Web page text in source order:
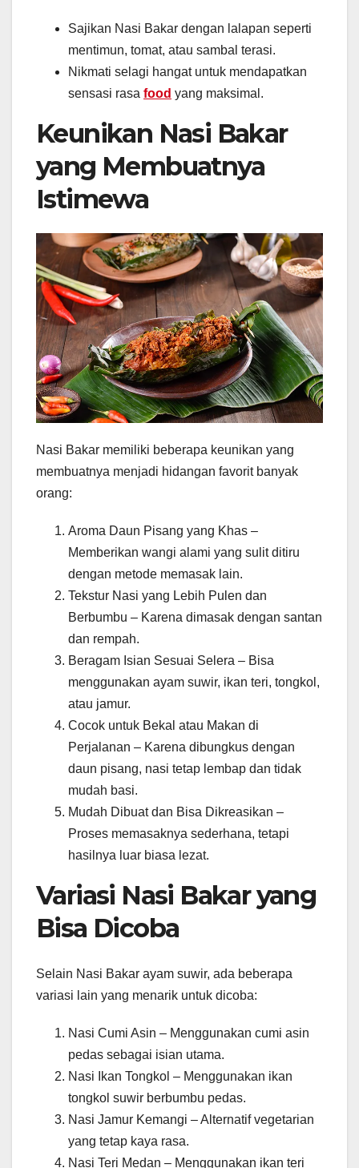
Sajikan Nasi Bakar dengan lalapan seperti
mentimun, tomat, atau sambal terasi.
Nikmati selagi hangat untuk mendapatkan
sensasi rasa food yang maksimal.
Keunikan Nasi Bakar
yang Membuatnya
Istimewa
Nasi Bakar memiliki beberapa keunikan yang
membuatnya menjadi hidangan favorit banyak
orang:
Aroma Daun Pisang yang Khas –
Memberikan wangi alami yang sulit ditiru
dengan metode memasak lain.
Tekstur Nasi yang Lebih Pulen dan
Berbumbu – Karena dimasak dengan santan
dan rempah.
Beragam Isian Sesuai Selera – Bisa
menggunakan ayam suwir, ikan teri, tongkol,
atau jamur.
Cocok untuk Bekal atau Makan di
Perjalanan – Karena dibungkus dengan
daun pisang, nasi tetap lembap dan tidak
mudah basi.
Mudah Dibuat dan Bisa Dikreasikan –
Proses memasaknya sederhana, tetapi
hasilnya luar biasa lezat.
Variasi Nasi Bakar yang
Bisa Dicoba
Selain Nasi Bakar ayam suwir, ada beberapa
variasi lain yang menarik untuk dicoba:
Nasi Cumi Asin – Menggunakan cumi asin
pedas sebagai isian utama.
Nasi Ikan Tongkol – Menggunakan ikan
tongkol suwir berbumbu pedas.
Nasi Jamur Kemangi – Alternatif vegetarian
yang tetap kaya rasa.
Nasi Teri Medan – Menggunakan ikan teri